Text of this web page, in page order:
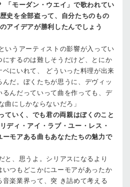
「モーダン・ウエイ」で歌われてい
史を全部盗って、自分たちのもの
アイデアが勝利したんでしょう
いうアーティストの影響が入ってい
にするのは難しそうだけど、とにか
ベにいれて、 どういった料理が出来
だ。ぼくたちが思うに、デヴィッ
るんだっていって曲を作っても、デ
曲にしかならないだろ」
ていく、でも君の両親はぼくのこと
ディ・アイ・ラブ・ユー・レス・
ーモアある曲もあなたたちの魅力で
と、思うよ。シリアスになるより
いつもどこかにユーモアがあったか
音楽業界って、突 き詰めて考える